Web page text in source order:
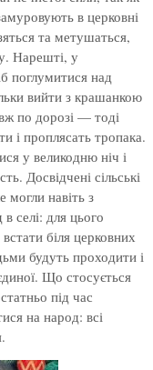
в церковні
та метушаться,
Нарешті, у
поглумитися над
вийти з крашанкою
по дорозі — тоді
і проплясать тропака.
у великодню ніч і
Досвідчені сільські
могли навіть з
селі: для цього
біля церковних
будуть проходити і
Що стосується
під час
на народ: всі